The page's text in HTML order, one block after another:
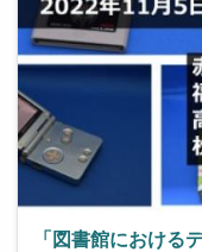
「図書館における